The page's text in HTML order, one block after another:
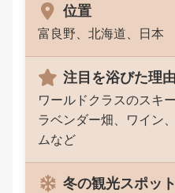
位置
富良野、北海道、日本
注目を浴びた理由
ワールドクラスのスキ
ラベンダー畑、ワイン
ムなど
冬の観光スポット